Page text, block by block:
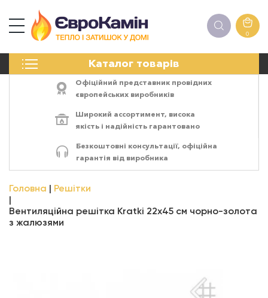
0
Каталог товарів
ПЕЧІ
ЕЛЕКТРОКАМІНИ
АКСЕСУАРИ
Офіційний представник провідних
європейських виробників
Широкий ассортимент, висока
якість і надійність гарантовано
Безкоштовні консультації, офіційна
гарантія від виробника
Головна Решітки
Вентиляційна решітка Kratki 22х45 см чорно-золота
з жалюзями